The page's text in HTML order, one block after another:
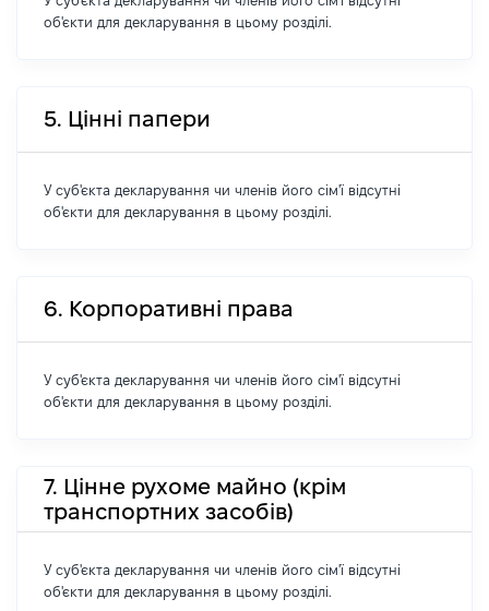
об'єкти для декларування в цьому розділі.
5. Цінні папери
У суб'єкта декларування чи членів його сім'ї відсутні
об'єкти для декларування в цьому розділі.
6. Корпоративні права
У суб'єкта декларування чи членів його сім'ї відсутні
об'єкти для декларування в цьому розділі.
7. Цінне рухоме майно (крім
транспортних засобів)
У суб'єкта декларування чи членів його сім'ї відсутні
об'єкти для декларування в цьому розділі.